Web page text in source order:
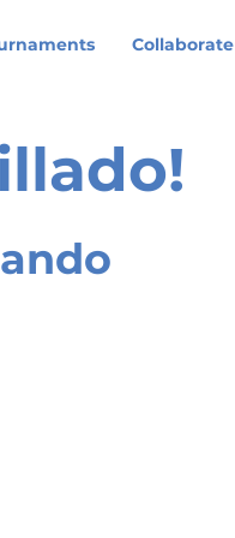
Collaborate